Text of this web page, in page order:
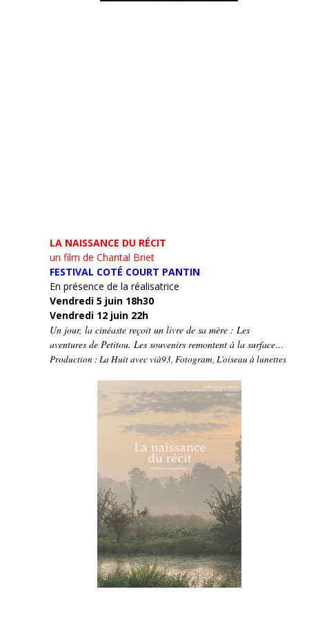
LA NAISSANCE DU RÉCIT
un film de Chantal Briet
FESTIVAL COTÉ COURT PANTIN
En présence de la réalisatrice
Vendredi 5 juin 18h30
Vendredi 12 juin 22h
Un jour, la cinéaste reçoit un livre de sa mère : Les
aventures de Petitou. Les souvenirs remontent à la surface…
Production : La Huit avec vià93, Fotogram, L’oiseau à lunettes